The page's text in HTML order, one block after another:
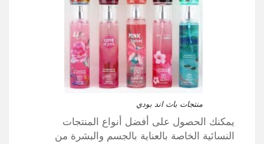
منتجات باث اند بودي
يمكنك الحصول على أفضل أنواع المنتجات
النسائية الخاصة بالعناية بالجسم والبشرة من